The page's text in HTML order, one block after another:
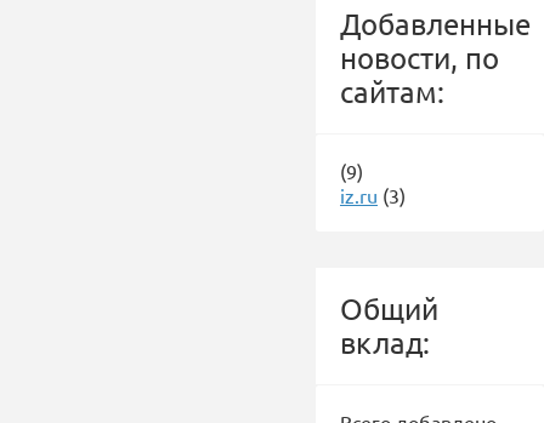
Добавленные
новости, по
сайтам:
(9)
iz.ru (3)
Общий
вклад: